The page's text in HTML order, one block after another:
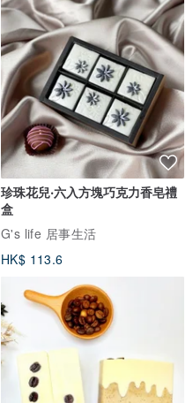
珍珠花兒‧六入方塊巧克力香皂禮
盒
G's life 居事生活
HK$ 113.6